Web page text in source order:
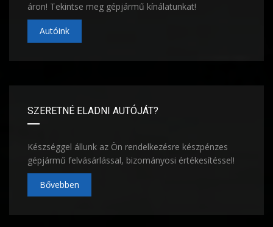
áron! Tekintse meg gépjármű kínálatunkat!
Autóink
SZERETNÉ ELADNI AUTÓJÁT?
Készséggel állunk az Ön rendelkezésre készpénzes
gépjármű felvásárlással, bizományosi értékesítéssel!
Bővebben